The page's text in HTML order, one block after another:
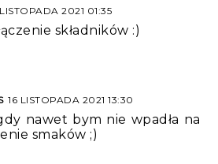
2021 01:35
składników :)
16 LISTOPADA 2021 13:30
nawet bym nie wpadła na
smaków ;)